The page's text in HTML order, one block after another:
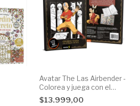
Avatar The Las Airbender -
Colorea y juega con el
maesto del aire.
$13.999,00